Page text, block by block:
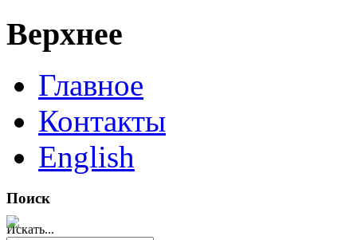
Верхнее
Главное
Контакты
English
Поиск
Искать...